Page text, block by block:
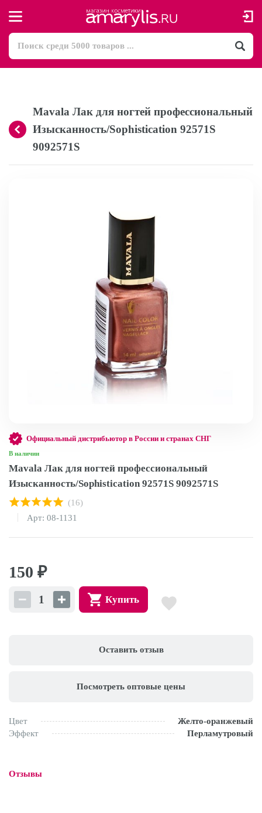
Mavala Лак для ногтей профессиональный
Изысканность/Sophistication 92571S
9092571S
Оставить отзыв
Посмотреть оптовые цены
Цвет
Желто-оранжевый
Эффект
Перламутровый
Официальный дистрибьютор в России и странах СНГ
В наличии
Mavala Лак для ногтей профессиональный
Изысканность/Sophistication 92571S 9092571S
(16)
Арт: 08-1131
150 ₽
Купить
Отзывы